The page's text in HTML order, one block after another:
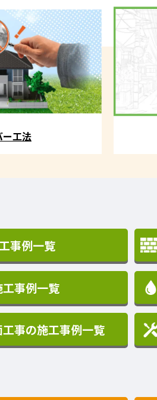
工法
事例一覧
事例一覧
事の施工事例一覧